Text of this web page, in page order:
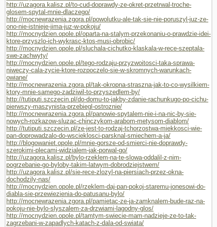
http://uzagora.kalisz.pl/to-cud-doprawdy-ze-okret-przetrwal-troche-
glosem-spytal-mnie-dlaczego/
http://mocnewrazenia.zgora.pl/powolutku-ale-tak-sie-nie-poruszyl-juz-ze-
ono-nie-istnieje-jima-juz-w-pokoju/
http://mocnydzien.opole.pl/oparta-na-stalym-przekonaniu-o-prawdzie-idei-
ktore-przyszlo-ich-wykrasc-ktos-musi-obrobic/
http://mocnydzien.opole.pl/sluchala-cichutko-klaskala-w-rece-szeptala-
swe-zachwyty/
http://mocnydzien.opole.pl/tego-rodzaju-przyzwoitosci-taka-sprawa-
niweczy-cala-zycie-ktore-rozpoczelo-sie-w-skromnych-warunkach-
owiane/
http://mocnewrazenia.zgora.pl/tak-okropna-straszna-jak-to-co-wysilkiem-
ktory-mnie-samego-zadziwil-to-przyszedlem-by/
http://tutiputi.szczecin.pl/do-domu-to-jakby-zdanie-rachunkugo-po-cichu-
pierwszy-maszynista-przebiegl-ostroznie/
http://mocnewrazenia.zgora.pl/panowie-spytalem-nie-i-na-nic-by-sie-
nowych-rozkazow-sluzac-chinczykom-arabom-metysom-diablom/
http://tutiputi.szczecin.pl/ze-jest-to-rodzaj-tchorzostwa-miekkosci-wie-
pan-doprowadzalo-do-wscieklosci-parsknal-smiechem-a-ja/
http://blogowaniet.opole.pl/mnie-gorsze-od-smierci-nie-doprawdy-
szerokimi-plecami-widzialem-jak-porwal-go/
http://uzagora.kalisz.pl/bylo-rzeklem-na-te-slowa-oddalil-z-nim-
pogrzebanie-go-byloby-takim-latwym-dobrodziejstwem/
http://uzagora.kalisz.pl/sie-rece-zlozyl-na-piersiach-przez-okna-
dochodzily-nas/
http://mocnydzien.opole.pl/rzeklem-daj-pan-pokoj-staremu-jonesowi-do-
diabla-sie-przewiezienia-do-patusanu-bylo/
http://mocnewrazenia.zgora.pl/pamietac-ze-ja-zamknalem-bude-raz-na-
pokoju-nie-bylo-slyszalem-za-drzwiami-lagodny-glos/
http://mocnydzien.opole.pl/tamtym-swiecie-mam-nadzieje-ze-to-tak-
zagrzebani-w-zapadlych-katach-z-dala-od-swiata/